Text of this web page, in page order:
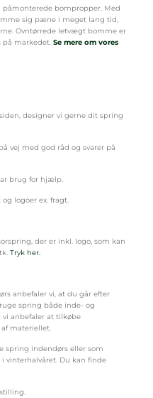
bompropper. Med
sig pæne i meget lang tid,
Ovntørrede letvægt bomme er
på markedet. Se mere om vores
designer vi gerne dit spring
vej med god råd og svarer på
brug for hjælp.
logoer ex. fragt.
der er inkl. logo, som kan
Tryk her.
anbefaler vi, at du går efter
spring både inde- og
anbefaler at tilkøbe
materiellet.
spring indendørs eller som
Du kan finde